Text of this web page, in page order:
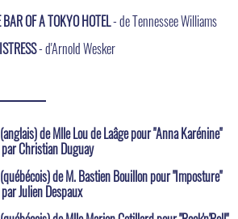
OF A TOKYO HOTEL- de Tennessee Williams
- d'Arnold Wesker
de Mlle Lou de Laâge pour "Anna Karénine"
Christian Duguay
de M. Bastien Bouillon pour "Imposture"
Julien Despaux